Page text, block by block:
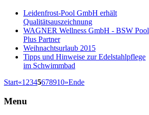
Leidenfrost-Pool GmbH erhält
Qualitätsauszeichnung
WAGNER Wellness GmbH - BSW Pool
Plus Partner
Weihnachtsurlaub 2015
Tipps und Hinweise zur Edelstahlpflege
im Schwimmbad
Start«1 2345678910»Ende
Menu